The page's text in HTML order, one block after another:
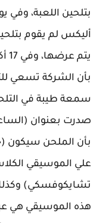
أليكس لم يقوم
بأن الشركة تسعي
سمعة طيبة في
صدرت بعنوان
بأن الملحن سيكون
علي الموسيقي
تشايكوفسكي)
هذه الموسيقي هي